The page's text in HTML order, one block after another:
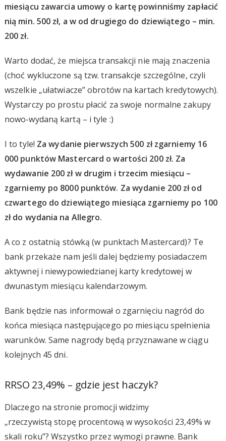
miesiącu zawarcia umowy o kartę powinniśmy zapłacić
nią min. 500 zł, a w od drugiego do dziewiątego – min.
200 zł.
Warto dodać, że miejsca transakcji nie mają znaczenia
(choć wykluczone są tzw. transakcje szczególne, czyli
wszelkie „ułatwiacze” obrotów na kartach kredytowych).
Wystarczy po prostu płacić za swoje normalne zakupy
nowo-wydaną kartą – i tyle :)
I to tyle! Za wydanie pierwszych 500 zł zgarniemy 16
000 punktów Mastercard o wartości 200 zł. Za
wydawanie 200 zł w drugim i trzecim miesiącu –
zgarniemy po 8000 punktów. Za wydanie 200 zł od
czwartego do dziewiątego miesiąca zgarniemy po 100
zł do wydania na Allegro.
A co z ostatnią stówką (w punktach Mastercard)? Te
bank przekaże nam jeśli dalej będziemy posiadaczem
aktywnej i niewypowiedzianej karty kredytowej w
dwunastym miesiącu kalendarzowym.
Bank będzie nas informował o zgarnięciu nagród do
końca miesiąca następującego po miesiącu spełnienia
warunków. Same nagrody będą przyznawane w ciągu
kolejnych 45 dni.
RRSO 23,49% – gdzie jest haczyk?
Dlaczego na stronie promocji widzimy
„rzeczywistą stopę procentową w wysokości 23,49% w
skali roku”? Wszystko przez wymogi prawne. Bank